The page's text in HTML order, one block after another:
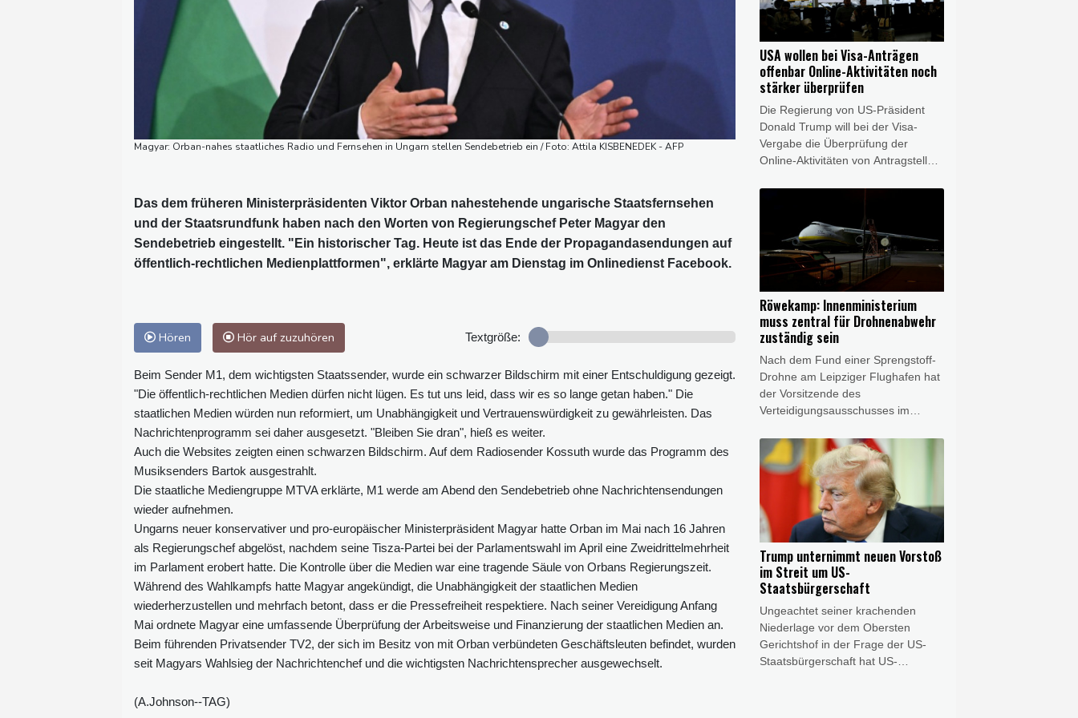
Magyar: Orban-nahes staatliches Radio und Fernsehen in Ungarn stellen Sendebetrieb ein / Foto: Attila KISBENEDEK - AFP
Das dem früheren Ministerpräsidenten Viktor Orban nahestehende ungarische Staatsfernsehen
und der Staatsrundfunk haben nach den Worten von Regierungschef Peter Magyar den
Sendebetrieb eingestellt. "Ein historischer Tag. Heute ist das Ende der Propagandasendungen auf
öffentlich-rechtlichen Medienplattformen", erklärte Magyar am Dienstag im Onlinedienst Facebook.
Hören Hör auf zuzuhören Textgröße:
Beim Sender M1, dem wichtigsten Staatssender, wurde ein schwarzer Bildschirm mit einer Entschuldigung gezeigt.
"Die öffentlich-rechtlichen Medien dürfen nicht lügen. Es tut uns leid, dass wir es so lange getan haben." Die
staatlichen Medien würden nun reformiert, um Unabhängigkeit und Vertrauenswürdigkeit zu gewährleisten. Das
Nachrichtenprogramm sei daher ausgesetzt. "Bleiben Sie dran", hieß es weiter.
Auch die Websites zeigten einen schwarzen Bildschirm. Auf dem Radiosender Kossuth wurde das Programm des
Musiksenders Bartok ausgestrahlt.
Die staatliche Mediengruppe MTVA erklärte, M1 werde am Abend den Sendebetrieb ohne Nachrichtensendungen
wieder aufnehmen.
Ungarns neuer konservativer und pro-europäischer Ministerpräsident Magyar hatte Orban im Mai nach 16 Jahren
als Regierungschef abgelöst, nachdem seine Tisza-Partei bei der Parlamentswahl im April eine Zweidrittelmehrheit
im Parlament erobert hatte. Die Kontrolle über die Medien war eine tragende Säule von Orbans Regierungszeit.
Während des Wahlkampfs hatte Magyar angekündigt, die Unabhängigkeit der staatlichen Medien
wiederherzustellen und mehrfach betont, dass er die Pressefreiheit respektiere. Nach seiner Vereidigung Anfang
Mai ordnete Magyar eine umfassende Überprüfung der Arbeitsweise und Finanzierung der staatlichen Medien an.
Beim führenden Privatsender TV2, der sich im Besitz von mit Orban verbündeten Geschäftsleuten befindet, wurden
seit Magyars Wahlsieg der Nachrichtenchef und die wichtigsten Nachrichtensprecher ausgewechselt.
(A.Johnson--TAG)
hieß es am Donnerstag beim
Zusammentreffen beider Seiten.
Zudem solle gemeinsam über das
weitere Vorgehen nach dem
schweren Doppel-Erdbeben gehen,
bei dem Ende Juni mehr als 6000
Menschen getötet wurden.
USA wollen bei Visa-Anträgen
offenbar Online-Aktivitäten noch
stärker überprüfen
Die Regierung von US-Präsident
Donald Trump will bei der Visa-
Vergabe die Überprüfung der
Online-Aktivitäten von Antragstellern
Überprüfung von Instagram-Konten
weitere Visa-Kategorien ausgedehnt
werden, unter anderem auf
ausländische Journalisten,
berichtete "The Daily Signal". Die
Sprecherin des Weißen Hauses,
Karoline Leavitt, teilte am
Donnerstag auf ihrem X-Konto den
entsprechenden Artikel - ohne ihn
explizit zu bestätigen.
Röwekamp: Innenministerium
muss zentral für Drohnenabwehr
zuständig sein
Nach dem Fund einer Sprengstoff-
Drohne am Leipziger Flughafen hat
der Vorsitzende des
Verteidigungsausschusses im
(CDU), eine Zentralisierung der
Zuständigkeit für die Drohnen-
Abwehr beim
Bundesinnenministerium gefordert.
Die bisher zu Leipzig vorliegenden
Erkenntnisse "bestätigen die
Dringlichkeit, auf die Bedrohung
ziviler Infrastruktur durch Drohnen
schnell neue Antworten zu finden",
sagte er dem Redaktionsnetzwerk
Deutschland (Freitagsausgaben).
"Wir brauchen eine zentrale
Zuständigkeit statt einer Vielzahl
föderaler Luftsicherheitsbehörden."
Trump unternimmt neuen Vorstoß
im Streit um US-
Staatsbürgerschaft
Ungeachtet seiner krachenden
Niederlage vor dem Obersten
Gerichtshof in der Frage der US-
Staatsbürgerschaft hat US-